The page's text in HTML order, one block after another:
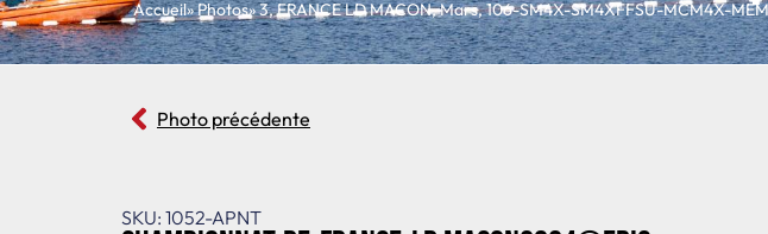
Accueil» Photos»3,FRANCE LD MACON,Mars,106-SM4X-SM4XFFSU-MCM4X-
Photo précédente
SKU: 1052-APNT